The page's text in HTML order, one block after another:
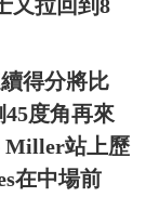
又拉回到8
得分將比
度角再來
Miller站上歷
在中場前